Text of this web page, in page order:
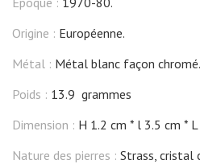
Origine : Européenne.
Métal : Métal blanc façon chromé.
Poids : 13.9 grammes
Dimension : H 1.2 cm l 3.5 cm
Nature des pierres : Strass,